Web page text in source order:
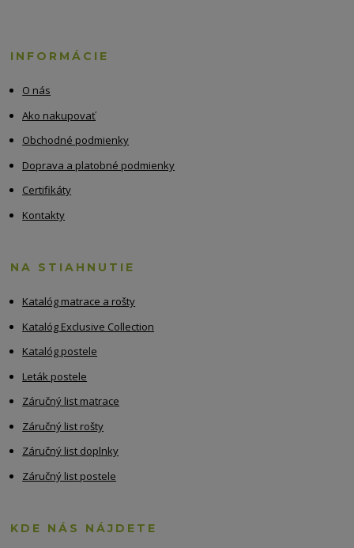
INFORMÁCIE
O nás
Ako nakupovať
Obchodné podmienky
Doprava a platobné podmienky
Certifikáty
Kontakty
NA STIAHNUTIE
Katalóg matrace a rošty
Katalóg Exclusive Collection
Katalóg postele
Leták postele
Záručný list matrace
Záručný list rošty
Záručný list doplnky
Záručný list postele
KDE NÁS NÁJDETE